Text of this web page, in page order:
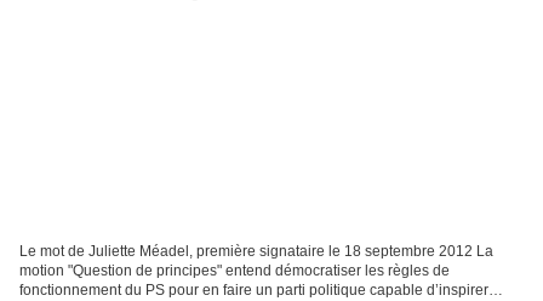
Le mot de Juliette Méadel, première signataire le 18 septembre 2012 La
motion "Question de principes" entend démocratiser les règles de
fonctionnement du PS pour en faire un parti politique capable d’inspirer